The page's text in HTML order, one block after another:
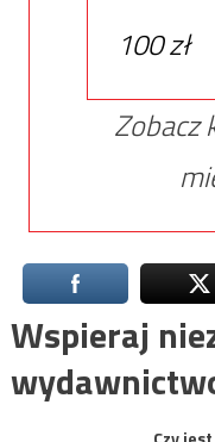
100 zł
Zobacz
Wspieraj